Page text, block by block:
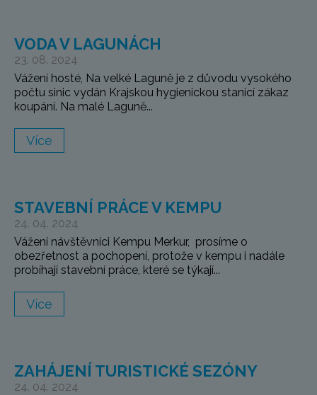
VODA V LAGUNÁCH
23. 08. 2024
Vážení hosté, Na velké Laguně je z důvodu vysokého
počtu sinic vydán Krajskou hygienickou stanicí zákaz
koupání. Na malé Laguně...
Více
STAVEBNÍ PRÁCE V KEMPU
24. 04. 2024
Vážení návštěvníci Kempu Merkur, prosíme o
obezřetnost a pochopení, protože v kempu i nadále
probíhají stavební práce, které se týkají...
Více
ZAHÁJENÍ TURISTICKÉ SEZÓNY
24. 04. 2024